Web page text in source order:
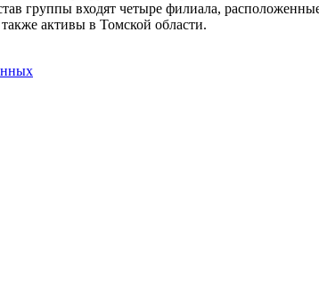
группы входят четыре филиала,
активы в Томской области.